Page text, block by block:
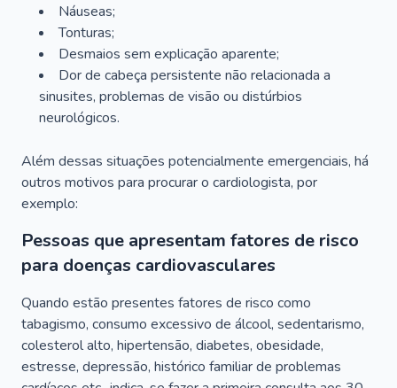
Náuseas;
Tonturas;
Desmaios sem explicação aparente;
Dor de cabeça persistente não relacionada a
sinusites, problemas de visão ou distúrbios
neurológicos.
Além dessas situações potencialmente emergenciais, há
outros motivos para procurar o cardiologista, por
exemplo:
Pessoas que apresentam fatores de risco
para doenças cardiovasculares
Quando estão presentes fatores de risco como
tabagismo, consumo excessivo de álcool, sedentarismo,
colesterol alto, hipertensão, diabetes, obesidade,
estresse, depressão, histórico familiar de problemas